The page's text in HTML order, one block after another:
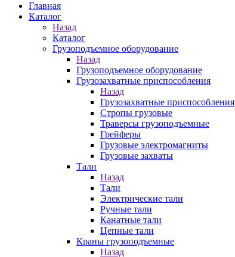
Главная
Каталог
Назад
Каталог
Грузоподъемное оборудование
Назад
Грузоподъемное оборудование
Грузозахватные приспособления
Назад
Грузозахватные приспособления
Стропы грузовые
Траверсы грузоподъемные
Грейферы
Грузовые электромагниты
Грузовые захваты
Тали
Назад
Тали
Электрические тали
Ручные тали
Канатные тали
Цепные тали
Краны грузоподъемные
Назад